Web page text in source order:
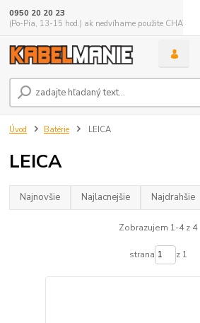
0950 20 20 23
(Po-Pia, 13-15 hod.) ak nedvíhame použite CHATBOX
Úvod Batérie LEICA
LEICA
Najnovšie Najlacnejšie Najdrahšie
Zobrazujem 1-4 z 4
strana z 1